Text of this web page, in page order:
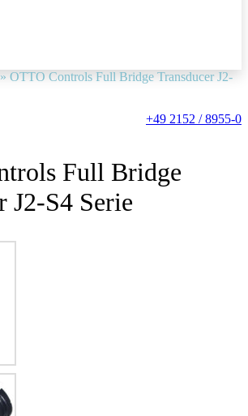
» OTTO Controls Full Bridge Transducer J2-
+49 2152 / 8955-0
Full Bridge
J2-S4 Serie